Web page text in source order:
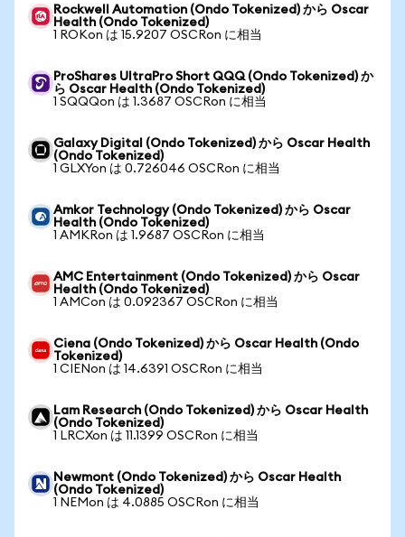
Rockwell Automation (Ondo Tokenized) から Oscar
Health (Ondo Tokenized)
1 ROKon は 15.9207 OSCRon に相当
ProShares UltraPro Short QQQ (Ondo Tokenized) か
ら Oscar Health (Ondo Tokenized)
1 SQQQon は 1.3687 OSCRon に相当
Galaxy Digital (Ondo Tokenized) から Oscar Health
(Ondo Tokenized)
1 GLXYon は 0.726046 OSCRon に相当
Amkor Technology (Ondo Tokenized) から Oscar
Health (Ondo Tokenized)
1 AMKRon は 1.9687 OSCRon に相当
AMC Entertainment (Ondo Tokenized) から Oscar
Health (Ondo Tokenized)
1 AMCon は 0.092367 OSCRon に相当
Ciena (Ondo Tokenized) から Oscar Health (Ondo
Tokenized)
1 CIENon は 14.6391 OSCRon に相当
Lam Research (Ondo Tokenized) から Oscar Health
(Ondo Tokenized)
1 LRCXon は 11.1399 OSCRon に相当
Newmont (Ondo Tokenized) から Oscar Health
(Ondo Tokenized)
1 NEMon は 4.0885 OSCRon に相当